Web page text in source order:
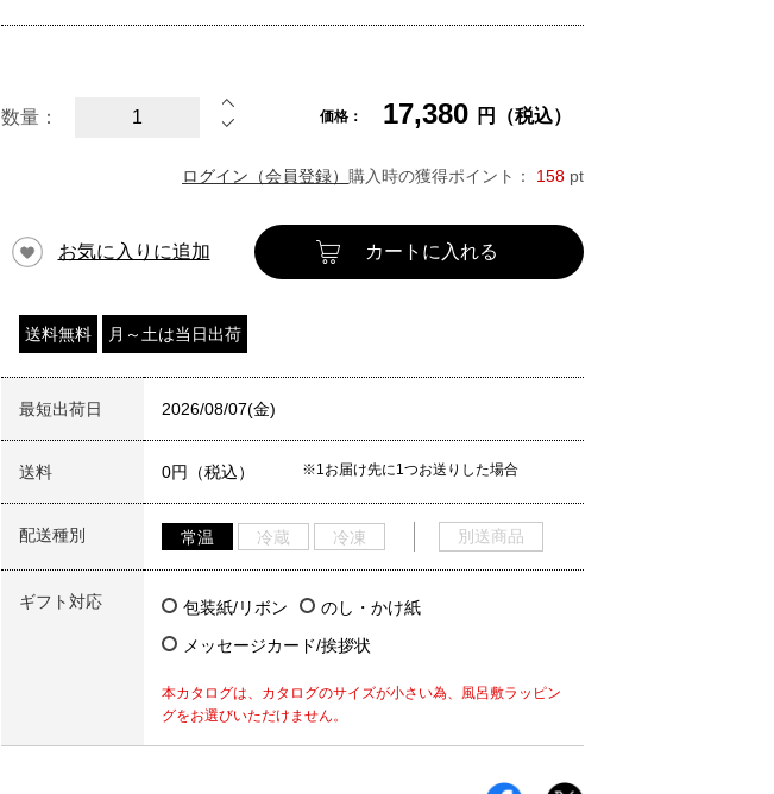
数量： 価格： 17,380 円（税込）
ログイン（会員登録） 購入時の獲得ポイント： 158 pt
お気に入りに追加 カートに入れる
送料無料 月～土は当日出荷
最短出荷日 2026/08/07(金)
送料 0円（税込） ※1お届け先に1つお送りした場合
配送種別 常温 冷蔵 冷凍 別送商品
ギフト対応 包装紙/リボン
のし・かけ紙
メッセージカード/挨拶状
本カタログは、カタログのサイズが小さい為、風呂敷ラッピン
グをお選びいただけません。